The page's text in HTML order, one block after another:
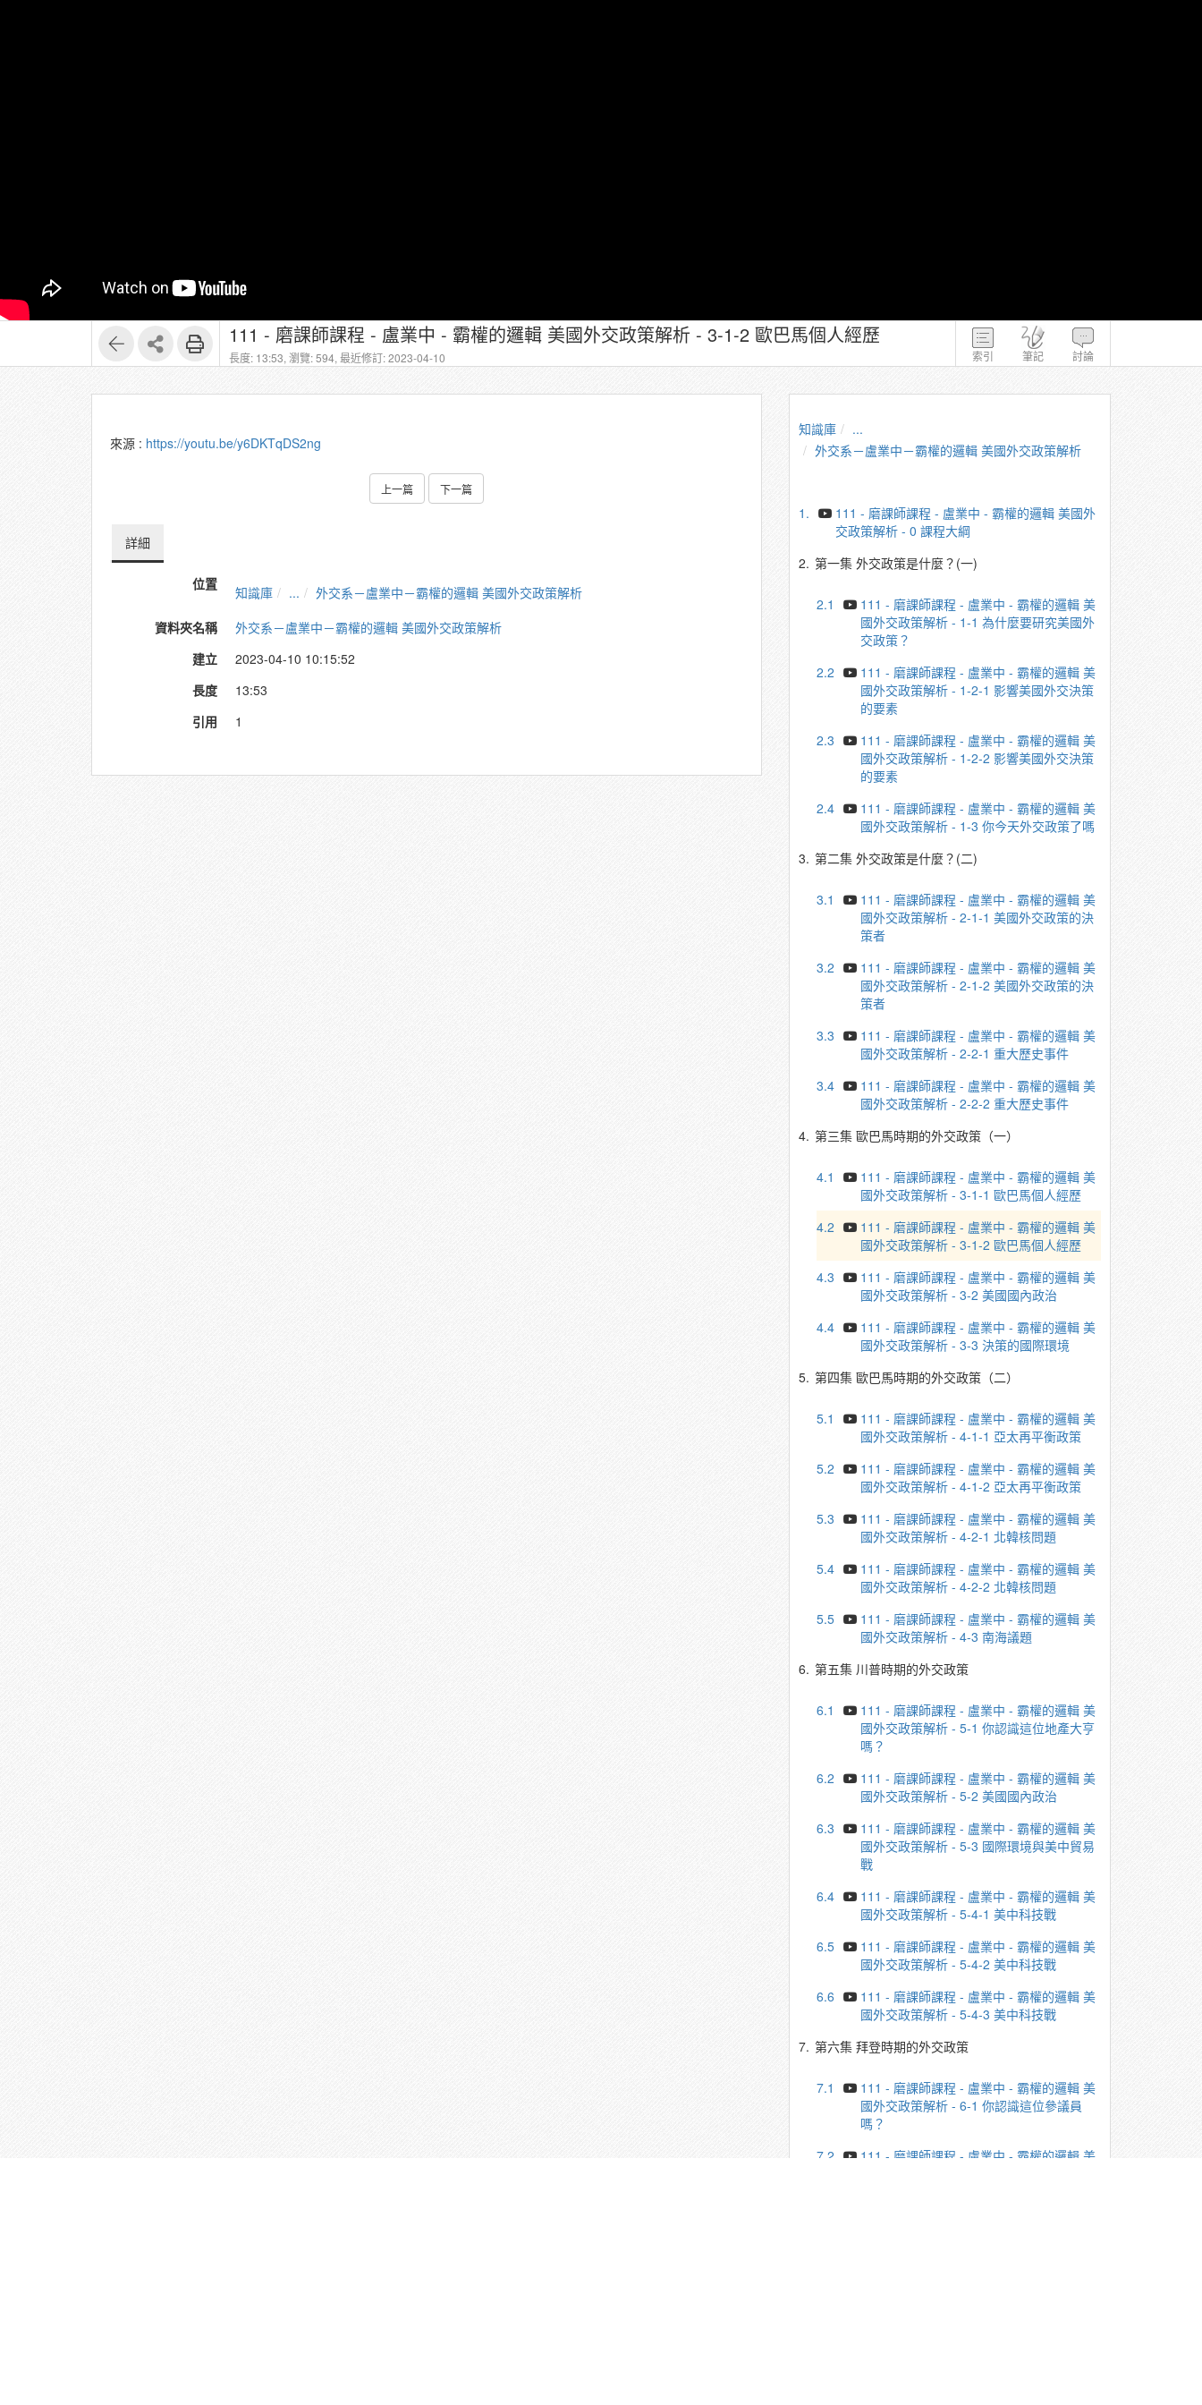
索引 筆記 討論
111 - 磨課師課程 - 盧業中 - 霸權的邏輯 美國外交政策解析 - 3-1-2 歐巴馬個人經歷
長度: 13:53, 瀏覽: 594, 最近修訂: 2023-04-10
來源 : https://youtu.be/y6DKTqDS2ng
上一篇 下一篇
詳細
位置 知識庫 ...
外交系－盧業中－霸權的邏輯 美國外交政策解析
資料夾名稱
外交系－盧業中－霸權的邏輯 美國外交政策解析
建立
2023-04-10 10:15:52
長度
13:53
引用
1
知識庫
...
外交系－盧業中－霸權的邏輯 美國外交政策解析
1.
111 - 磨課師課程 - 盧業中 - 霸權的邏輯 美國外
交政策解析 - 0 課程大綱
2. 第一集 外交政策是什麼？(一)
2.1
111 - 磨課師課程 - 盧業中 - 霸權的邏輯 美
國外交政策解析 - 1-1 為什麼要研究美國外
交政策？
2.2
111 - 磨課師課程 - 盧業中 - 霸權的邏輯 美
國外交政策解析 - 1-2-1 影響美國外交決策
的要素
2.3
111 - 磨課師課程 - 盧業中 - 霸權的邏輯 美
國外交政策解析 - 1-2-2 影響美國外交決策
的要素
2.4
111 - 磨課師課程 - 盧業中 - 霸權的邏輯 美
國外交政策解析 - 1-3 你今天外交政策了嗎
3. 第二集 外交政策是什麼？(二)
3.1
111 - 磨課師課程 - 盧業中 - 霸權的邏輯 美
國外交政策解析 - 2-1-1 美國外交政策的決
策者
3.2
111 - 磨課師課程 - 盧業中 - 霸權的邏輯 美
國外交政策解析 - 2-1-2 美國外交政策的決
策者
3.3
111 - 磨課師課程 - 盧業中 - 霸權的邏輯 美
國外交政策解析 - 2-2-1 重大歷史事件
3.4
111 - 磨課師課程 - 盧業中 - 霸權的邏輯 美
國外交政策解析 - 2-2-2 重大歷史事件
4. 第三集 歐巴馬時期的外交政策（一）
4.1
111 - 磨課師課程 - 盧業中 - 霸權的邏輯 美
國外交政策解析 - 3-1-1 歐巴馬個人經歷
4.2
111 - 磨課師課程 - 盧業中 - 霸權的邏輯 美
國外交政策解析 - 3-1-2 歐巴馬個人經歷
4.3
111 - 磨課師課程 - 盧業中 - 霸權的邏輯 美
國外交政策解析 - 3-2 美國國內政治
4.4
111 - 磨課師課程 - 盧業中 - 霸權的邏輯 美
國外交政策解析 - 3-3 決策的國際環境
5. 第四集 歐巴馬時期的外交政策（二）
5.1
111 - 磨課師課程 - 盧業中 - 霸權的邏輯 美
國外交政策解析 - 4-1-1 亞太再平衡政策
5.2
111 - 磨課師課程 - 盧業中 - 霸權的邏輯 美
國外交政策解析 - 4-1-2 亞太再平衡政策
5.3
111 - 磨課師課程 - 盧業中 - 霸權的邏輯 美
國外交政策解析 - 4-2-1 北韓核問題
5.4
111 - 磨課師課程 - 盧業中 - 霸權的邏輯 美
國外交政策解析 - 4-2-2 北韓核問題
5.5
111 - 磨課師課程 - 盧業中 - 霸權的邏輯 美
國外交政策解析 - 4-3 南海議題
6. 第五集 川普時期的外交政策
6.1
111 - 磨課師課程 - 盧業中 - 霸權的邏輯 美
國外交政策解析 - 5-1 你認識這位地產大亨
嗎？
6.2
111 - 磨課師課程 - 盧業中 - 霸權的邏輯 美
國外交政策解析 - 5-2 美國國內政治
6.3
111 - 磨課師課程 - 盧業中 - 霸權的邏輯 美
國外交政策解析 - 5-3 國際環境與美中貿易
戰
6.4
111 - 磨課師課程 - 盧業中 - 霸權的邏輯 美
國外交政策解析 - 5-4-1 美中科技戰
6.5
111 - 磨課師課程 - 盧業中 - 霸權的邏輯 美
國外交政策解析 - 5-4-2 美中科技戰
6.6
111 - 磨課師課程 - 盧業中 - 霸權的邏輯 美
國外交政策解析 - 5-4-3 美中科技戰
7. 第六集 拜登時期的外交政策
7.1
111 - 磨課師課程 - 盧業中 - 霸權的邏輯 美
國外交政策解析 - 6-1 你認識這位參議員
嗎？
7.2
111 - 磨課師課程 - 盧業中 - 霸權的邏輯 美